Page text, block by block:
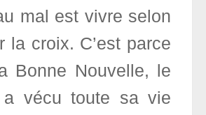
mal est vivre selon
la croix. C’est parce
Bonne Nouvelle, le
vécu toute sa vie